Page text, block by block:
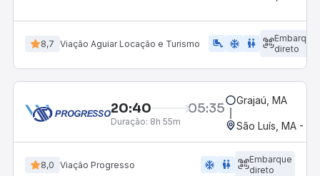
8,7 Viação Aguiar Locação e Turismo airline_seat_legroom_extra ac_unit wc
Embarque
direto
20:40 05:35
Duração: 8h 55m
Grajaú, MA
São Luís, MA -
8,0 Viação Progresso ac_unit wc
Embarque
direto